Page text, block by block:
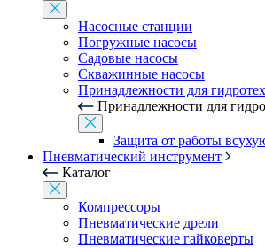
Насосные станции
Погружные насосы
Садовые насосы
Скважинные насосы
Принадлежности для
Принадлежности для
Защита от работы
Пневматический инструмент
Каталог
Компрессоры
Пневматические дрели
Пневматические гайковерты